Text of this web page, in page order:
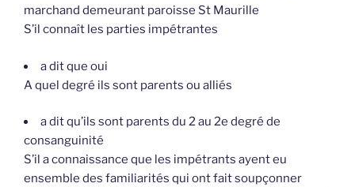
marchand demeurant paroisse St Maurille
S’il connaît les parties impétrantes
a dit que oui
A quel degré ils sont parents ou alliés
a dit qu’ils sont parents du 2 au 2e degré de
consanguinité
S’il a connaissance que les impétrants ayent eu
ensemble des familiarités qui ont fait soupçonner